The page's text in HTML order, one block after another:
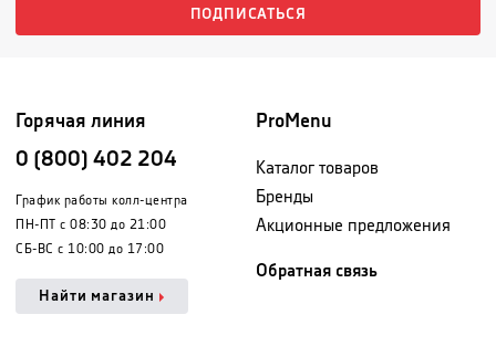
ПОДПИСАТЬСЯ
Горячая линия
0 (800) 402 204
График работы колл-центра
ПН-ПТ с 08:30 до 21:00
СБ-ВС с 10:00 до 17:00
Найти магазин
ProMenu
Каталог товаров
Бренды
Акционные предложения
Обратная связь